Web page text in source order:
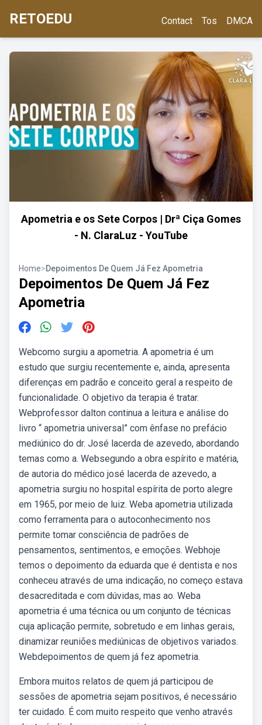
RETOEDU Contact Tos DMCA
Apometria e os Sete Corpos | Drª Ciça Gomes
- N. ClaraLuz - YouTube
Home>Depoimentos De Quem Já Fez Apometria
Depoimentos De Quem Já Fez
Apometria
Webcomo surgiu a apometria. A apometria é um
estudo que surgiu recentemente e, ainda, apresenta
diferenças em padrão e conceito geral a respeito de
funcionalidade. O objetivo da terapia é tratar.
Webprofessor dalton continua a leitura e análise do
livro “ apometria universal” com ênfase no prefácio
mediúnico do dr. José lacerda de azevedo, abordando
temas como a. Websegundo a obra espírito e matéria,
de autoria do médico josé lacerda de azevedo, a
apometria surgiu no hospital espírita de porto alegre
em 1965, por meio de luiz. Weba apometria utilizada
como ferramenta para o autoconhecimento nos
permite tomar consciência de padrões de
pensamentos, sentimentos, e emoções. Webhoje
temos o depoimento da eduarda que é dentista e nos
conheceu através de uma indicação, no começo estava
desacreditada e com dúvidas, mas ao. Weba
apometria é uma técnica ou um conjunto de técnicas
cuja aplicação permite, sobretudo e em linhas gerais,
dinamizar reuniões mediúnicas de objetivos variados.
Webdepoimentos de quem já fez apometria.
Embora muitos relatos de quem já participou de
sessões de apometria sejam positivos, é necessário
ter cuidado. É com muito respeito que venho através